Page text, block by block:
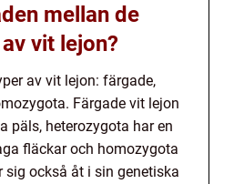
mellan de
vit lejon?
av vit lejon: färgade,
Färgade vit lejon
päls, heterozygota har en
fläckar och homozygota
sig också åt i sin genetiska